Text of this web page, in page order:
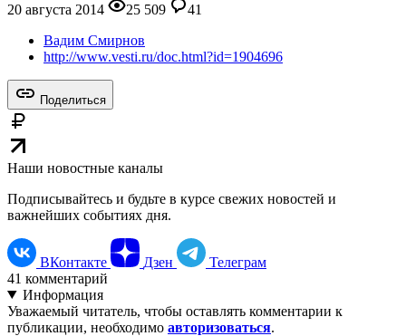
20 августа 2014 25 509
41
Вадим Смирнов
http://www.vesti.ru/doc.html?id=1904696
Поделиться
Наши новостные каналы
Подписывайтесь и будьте в курсе свежих новостей и
важнейших событиях дня.
ВКонтакте Дзен
Телеграм
41 комментарий
Информация
Уважаемый читатель, чтобы оставлять комментарии к
публикации, необходимо авторизоваться.